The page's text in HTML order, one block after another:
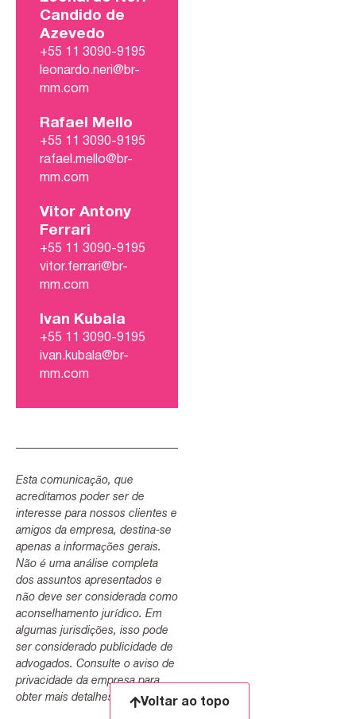
Candido de
Azevedo
+55 11 3090-9195
leonardo.neri@br-
mm.com
Rafael Mello
+55 11 3090-9195
rafael.mello@br-
mm.com
Vitor Antony
Ferrari
+55 11 3090-9195
vitor.ferrari@br-
mm.com
Ivan Kubala
+55 11 3090-9195
ivan.kubala@br-
mm.com
Esta comunicação, que
acreditamos poder ser de
interesse para nossos clientes e
amigos da empresa, destina-se
apenas a informações gerais.
Não é uma análise completa
dos assuntos apresentados e
não deve ser considerada como
aconselhamento jurídico. Em
algumas jurisdições, isso pode
ser considerado publicidade de
advogados. Consulte o aviso de
privacidade da empresa para
obter mais detalhes.
Voltar ao topo